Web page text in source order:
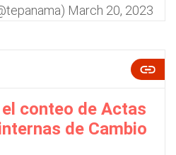
March 20, 2023
conteo de Actas
de Cambio